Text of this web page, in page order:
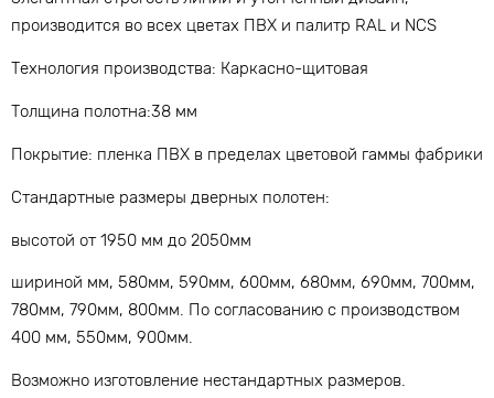
производится во всех цветах ПВХ и палитр RAL и NCS
Технология производства: Каркасно-щитовая
Толщина полотна:38 мм
Покрытие: пленка ПВХ в пределах цветовой гаммы фабрики
Стандартные размеры дверных полотен:
высотой от 1950 мм до 2050мм
шириной мм, 580мм, 590мм, 600мм, 680мм, 690мм, 700мм,
780мм, 790мм, 800мм. По согласованию с производством
400 мм, 550мм, 900мм.
Возможно изготовление нестандартных размеров.